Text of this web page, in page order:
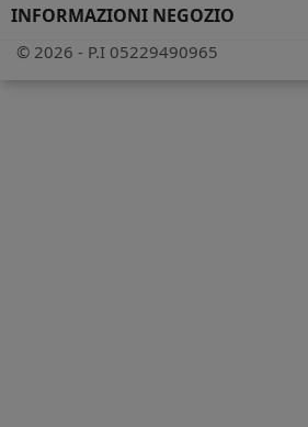
INFORMAZIONI NEGOZIO
© 2026 - P.I 05229490965